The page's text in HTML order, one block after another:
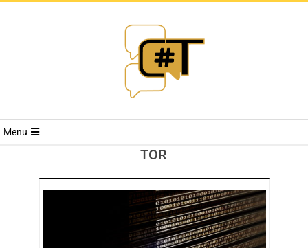
RIVISTA
TRENDS
Menu
TOR